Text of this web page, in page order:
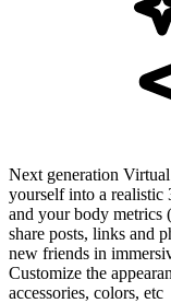
Next generation
yourself into a realistic
and your body metrics
share posts, links and
new friends in
Customize the
accessories, colors, etc